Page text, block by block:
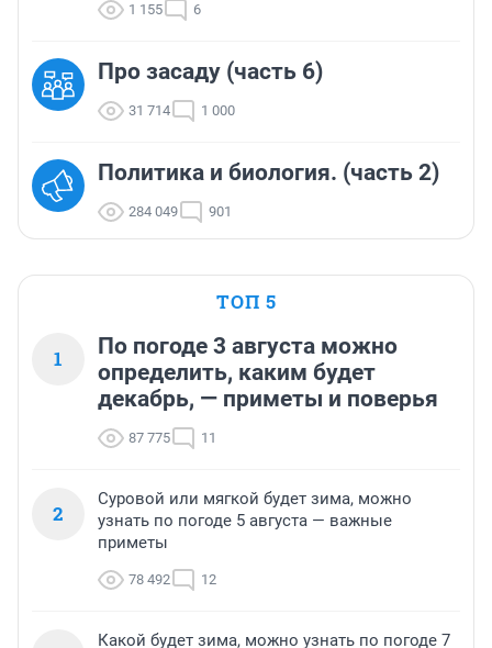
1 155 6
Про засаду (часть 6)
31 714 1 000
Политика и биология. (часть 2)
284 049 901
ТОП 5
1
По погоде 3 августа можно
определить, каким будет
декабрь, — приметы и поверья
87 775 11
2
Суровой или мягкой будет зима, можно
узнать по погоде 5 августа — важные
приметы
78 492 12
Какой будет зима, можно узнать по погоде 7